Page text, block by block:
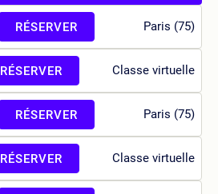
Paris (75)
RÉSERVER
Classe virtuelle
RÉSERVER
Paris (75)
RÉSERVER
Classe virtuelle
RÉSERVER